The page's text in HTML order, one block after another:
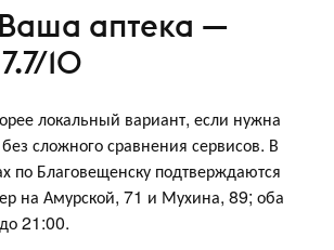
аптека —
10
локальный вариант, если нужна
сложного сравнения сервисов. В
по Благовещенску подтверждаются
на Амурской, 71 и Мухина, 89; оба
21:00.